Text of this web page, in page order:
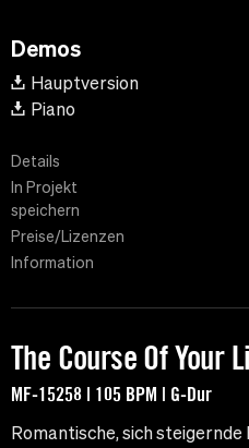
Demos
Hauptversion
Piano
Details
In Projekt
speichern
Preise/Lizenzen
Information
The Course Of Your
MF-15258 | 105 BPM | G-Dur
Romantische, sich